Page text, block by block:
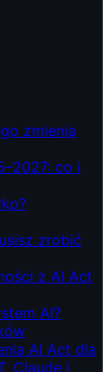
zmienia
co i
zrobić
z AI Act
AI?
AI Act dla
Claude i